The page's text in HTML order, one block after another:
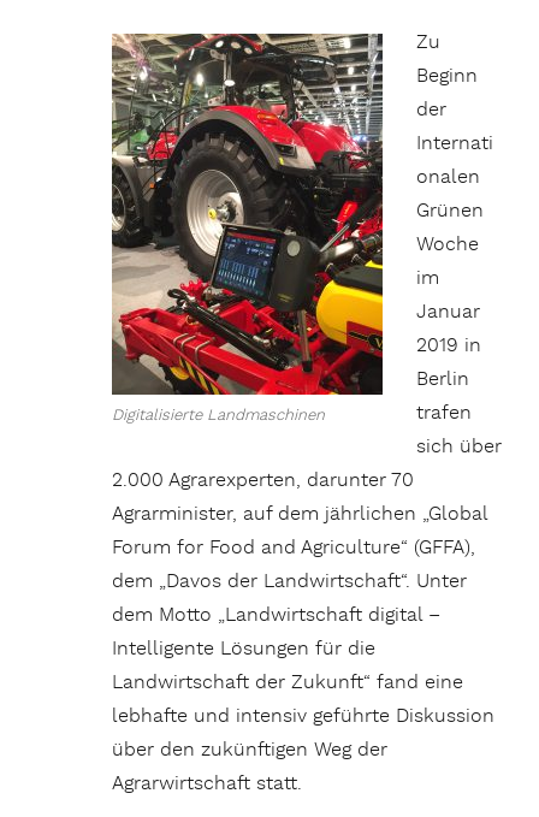
Digitalisierte Landmaschinen
Zu
Beginn
der
Internati
onalen
Grünen
Woche
im
Januar
2019 in
Berlin
trafen
sich über
2.000 Agrarexperten, darunter 70
Agrarminister, auf dem jährlichen „Global
Forum for Food and Agriculture“ (GFFA),
dem „Davos der Landwirtschaft“. Unter
dem Motto „Landwirtschaft digital –
Intelligente Lösungen für die
Landwirtschaft der Zukunft“ fand eine
lebhafte und intensiv geführte Diskussion
über den zukünftigen Weg der
Agrarwirtschaft statt.